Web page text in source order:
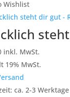
Wishlist
inkl. MwSt.
19% MwSt.
ca. 2-3 Werktage